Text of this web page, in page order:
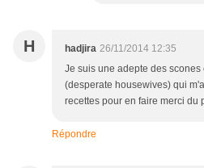
H hadjira 26/11/2014 12:35
Je suis une adepte des
(desperate housewives) qui
recettes pour en faire merci du
Répondre